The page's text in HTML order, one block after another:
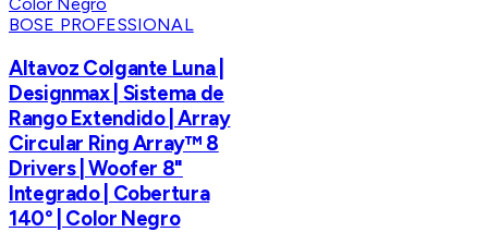
BOSE PROFESSIONAL
Altavoz Colgante Luna |
Designmax | Sistema de
Rango Extendido | Array
Circular Ring Array™ 8
Drivers | Woofer 8"
Integrado | Cobertura
140° | Color Negro